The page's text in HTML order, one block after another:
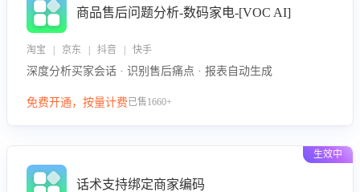
商品售后问题分析-数码家电-[VOC AI]
淘宝 | 京东 | 抖音 | 快手
深度分析买家会话 · 识别售后痛点 · 报表自动生成
免费开通，按量计费已售1660+
生效中
话术支持绑定商家编码